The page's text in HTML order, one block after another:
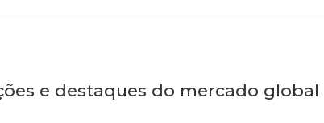
e destaques do mercado global